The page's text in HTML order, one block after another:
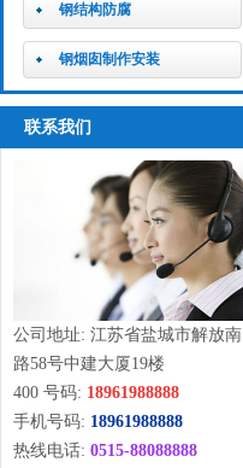
钢结构防腐
钢烟囱制作安装
联系我们
公司地址: 江苏省盐城市解放南
路58号中建大厦19楼
400 号码: 18961988888
手机号码: 18961988888
热线电话: 0515-88088888